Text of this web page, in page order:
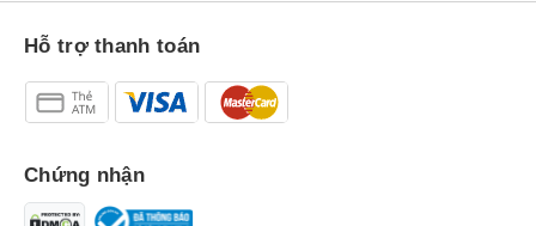
Hỗ trợ thanh toán
Chứng nhận